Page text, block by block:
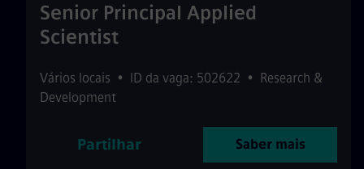
Senior Principal Applied
Scientist
Vários locais • ID da vaga: 502622 • Research &
Development
Partilhar Saber mais